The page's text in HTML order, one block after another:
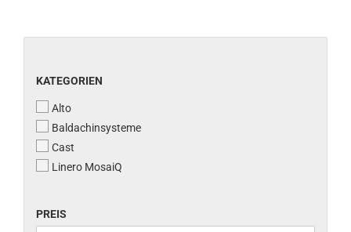
KATEGORIEN
KATEGORIEN
Alto
Baldachinsysteme
Cast
Linero MosaiQ
PREIS
PREIS